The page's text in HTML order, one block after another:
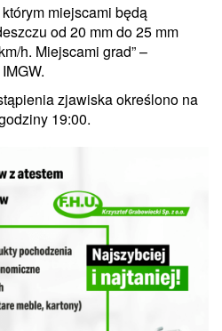
miejscami będą
od 20 mm do 25 mm
h. Miejscami grad” –
zjawiska określono na
19:00.